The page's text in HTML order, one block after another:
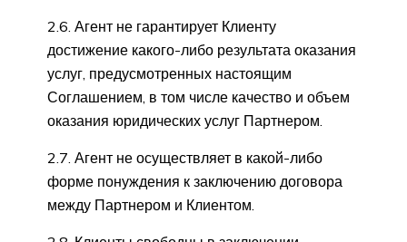
2.6. Агент не гарантирует Клиенту
достижение какого-либо результата оказания
услуг, предусмотренных настоящим
Соглашением, в том числе качество и объем
оказания юридических услуг Партнером.
2.7. Агент не осуществляет в какой-либо
форме понуждения к заключению договора
между Партнером и Клиентом.